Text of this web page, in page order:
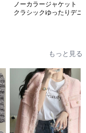
ノーカラージャケット
クラシックゆったりデニ
もっと見る